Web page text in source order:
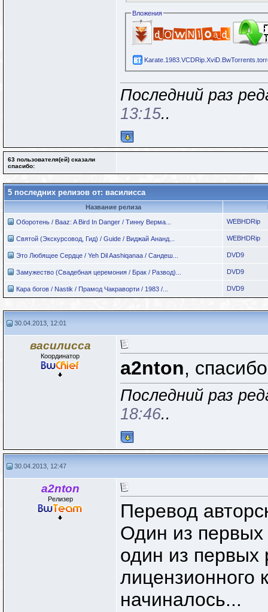
Вложения
Последний раз
13:15..
63 пользователя(ей) сказали
cпасибо:
5 последних релизов от: василисса
Название релиза
Оборотень / Baaz: A Bird In Danger / Тинну Верма... WEBHDRip
Святой (Экскурсовод, Гид) / Guide / Виджай Ананд... WEBHDRip
Это Любящее Сердце / Yeh Dil Aashiqanaa / Сандеш... DVD9
Замужество (Свадебная церемония / Брак / Развод)... DVD9
Кара богов / Nastik / Прамод Чакраворти / 1983 /... DVD9
30.04.2013, 12:01
василисса
Координатор
a2nton,
Последний раз
18:46..
30.04.2013, 12:47
a2nton
Релизер
Перевод
Один из
один из первых
лицензионного
начиналось...